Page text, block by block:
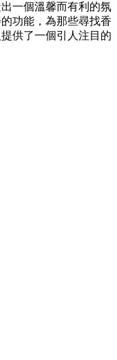
一個溫馨而有利的氛
功能，為那些尋找香
供了一個引人注目的